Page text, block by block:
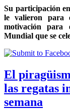
Su participación
le valieron para
motivación para
Mundial que se
El
las regatas
semana